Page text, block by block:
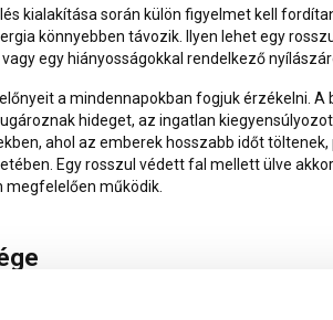
kialakítása során külön figyelmet kell
könnyebben távozik. Ilyen lehet egy
egy hiányosságokkal rendelkező
a mindennapokban fogjuk érzékelni.
hideget, az ingatlan
ahol az emberek hosszabb időt
Egy rosszul védett fal mellett ülve
megfelelően működik.
megfelelő eredményt biztosítani, ha a